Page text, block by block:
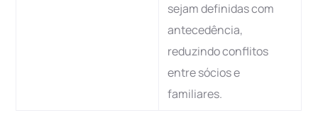
sejam definidas com
antecedência,
reduzindo conflitos
entre sócios e
familiares.